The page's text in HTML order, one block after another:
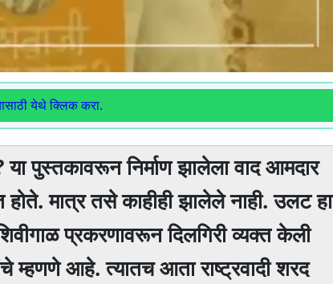
येथे क्लिक करा.
पुस्तकावरून निर्माण झालेला वाद आमदार
मात्र तसे काहीही झालेले नाही. उलट हा
प्रकरणावरून दिलगिरी व्यक्त केली
म्हणणे आहे. त्यातच आता राष्ट्रवादी शरद